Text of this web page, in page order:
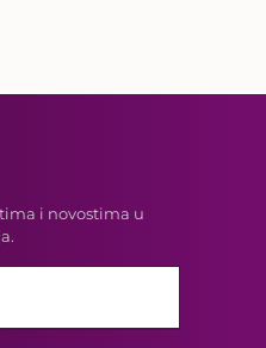
i novostima u